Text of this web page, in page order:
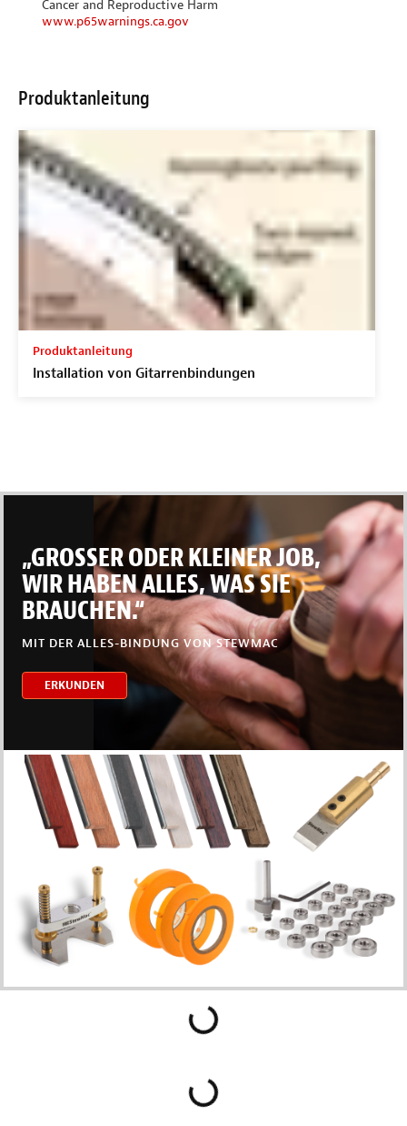
Cancer and Reproductive Harm
www.p65warnings.ca.gov
Produktanleitung
Produktanleitung
Installation von Gitarrenbindungen
„GROSSER ODER KLEINER JOB,
WIR HABEN ALLES, WAS SIE
BRAUCHEN.“
MIT DER ALLES-BINDUNG VON STEWMAC
ERKUNDEN